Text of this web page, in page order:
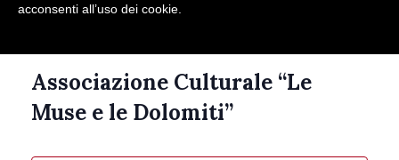
Associazione Culturale “Le
Muse e le Dolomiti”
acconsenti all’uso dei cookie.